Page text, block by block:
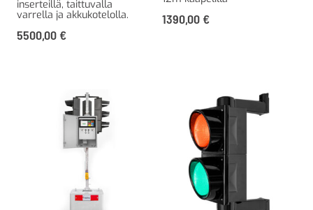
inserteillä, taittuvalla
varrella ja akkukotelolla.
5500,00 €
1390,00 €